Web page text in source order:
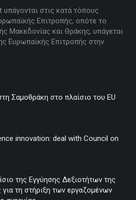
στις κατά τόπους
Επιτροπής, οπότε το
Μακεδονίας και Θράκης, υπάγεται
Ευρωπαϊκής Επιτροπής στην
Σαμοθράκη στο πλαίσιο του EU
innovation: deal with Council on
της Εγγύησης Δεξιοτήτων της
τη στήριξη των εργαζομένων